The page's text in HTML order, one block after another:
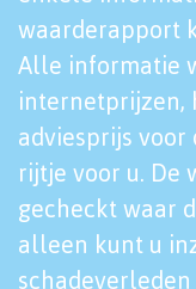
waarderapport
Alle informatie
internetprijzen,
adviesprijs voor
rijtje voor u. De
gecheckt waar
alleen kunt u